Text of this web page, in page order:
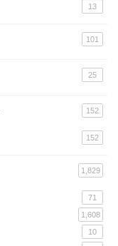
13
101
25
152
152
1,829
71
1,608
10